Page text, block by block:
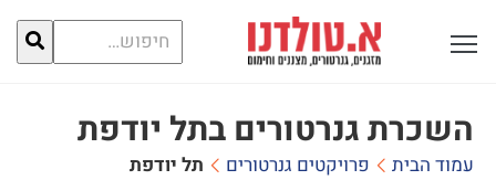
חיפוש
עבור:
פתח תפריט ראשי לתצוגה
השכרת גנרטורים בתל יודפת
עמוד הבית פרויקטים גנרטורים תל יודפת